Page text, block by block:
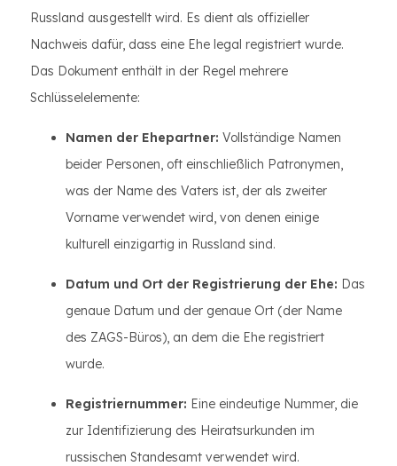
Russland ausgestellt wird. Es dient als offizieller
Nachweis dafür, dass eine Ehe legal registriert wurde.
Das Dokument enthält in der Regel mehrere
Schlüsselelemente:
Namen der Ehepartner: Vollständige Namen
beider Personen, oft einschließlich Patronymen,
was der Name des Vaters ist, der als zweiter
Vorname verwendet wird, von denen einige
kulturell einzigartig in Russland sind.
Datum und Ort der Registrierung der Ehe: Das
genaue Datum und der genaue Ort (der Name
des ZAGS-Büros), an dem die Ehe registriert
wurde.
Registriernummer: Eine eindeutige Nummer, die
zur Identifizierung des Heiratsurkunden im
russischen Standesamt verwendet wird.